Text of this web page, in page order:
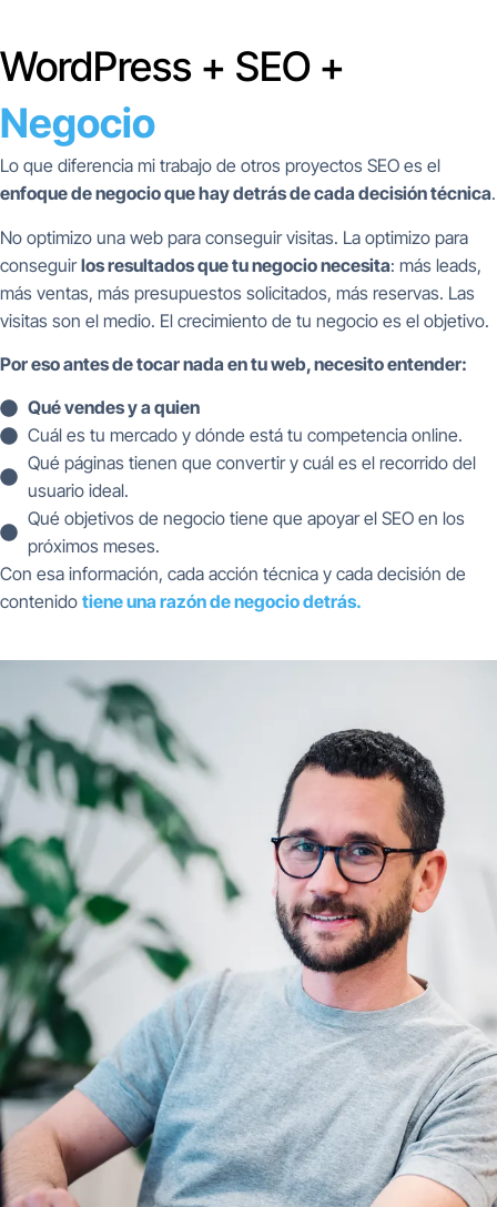
WordPress + SEO +
Negocio
Lo que diferencia mi trabajo de otros proyectos SEO es el
enfoque de negocio que hay detrás de cada decisión técnica.
No optimizo una web para conseguir visitas. La optimizo para
conseguirlos resultados que tu negocio necesita: más leads,
más ventas, más presupuestos solicitados, más reservas. Las
visitas son el medio. El crecimiento de tu negocio es el objetivo.
Por eso antes de tocar nada en tu web, necesito entender:
Qué vendes y a quien
Cuál es tu mercado y dónde está tu competencia online.
Qué páginas tienen que convertir y cuál es el recorrido del
usuario ideal.
Qué objetivos de negocio tiene que apoyar el SEO en los
próximos meses.
Con esa información, cada acción técnica y cada decisión de
contenido tiene una razón de negocio detrás.